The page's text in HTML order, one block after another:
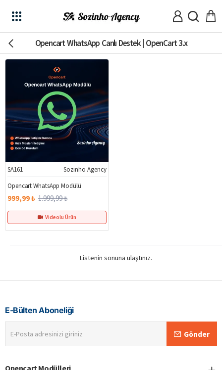
Opencart WhatsApp Canlı Destek | OpenCart 3.x
%50
SA161
Sozinho Agency
Opencart WhatsApp Modülü
999,99 ₺ 1.999,99 ₺
Videolu Ürün
Listenin sonuna ulaştınız.
E-Bülten Aboneliği
Posta
adresinizi
Gönder